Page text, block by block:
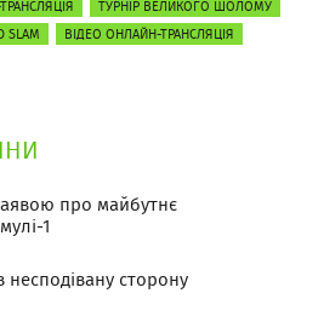
ТУРНІР ВЕЛИКОГО ШОЛОМУ
SLAM ВІДЕО ОНЛАЙН-ТРАНСЛЯЦІЯ
про майбутнє
1
сторону